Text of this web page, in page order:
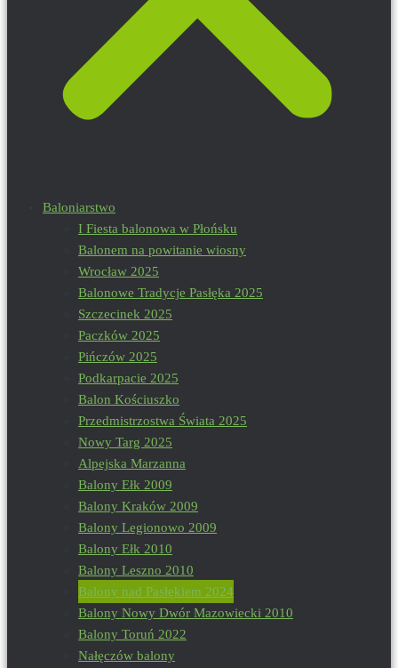
Baloniarstwo
I Fiesta balonowa w Płońsku
Balonem na powitanie wiosny
Wrocław 2025
Balonowe Tradycje Pasłęka 2025
Szczecinek 2025
Paczków 2025
Pińczów 2025
Podkarpacie 2025
Balon Kościuszko
Przedmistrzostwa Świata 2025
Nowy Targ 2025
Alpejska Marzanna
Balony Ełk 2009
Balony Kraków 2009
Balony Legionowo 2009
Balony Ełk 2010
Balony Leszno 2010
Balony nad Pasłękiem 2024
Balony Nowy Dwór Mazowiecki 2010
Balony Toruń 2022
Nałęczów balony